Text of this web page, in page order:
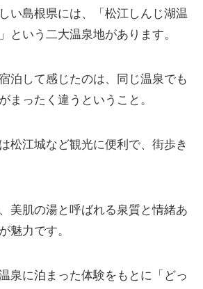
い島根県には、「松江しんじ湖温
という二大温泉地があります。
泊して感じたのは、同じ温泉でも
まったく違うということ。
松江城など観光に便利で、街歩き
美肌の湯と呼ばれる泉質と情緒あ
魅力です。
泉に泊まった体験をもとに「どっ